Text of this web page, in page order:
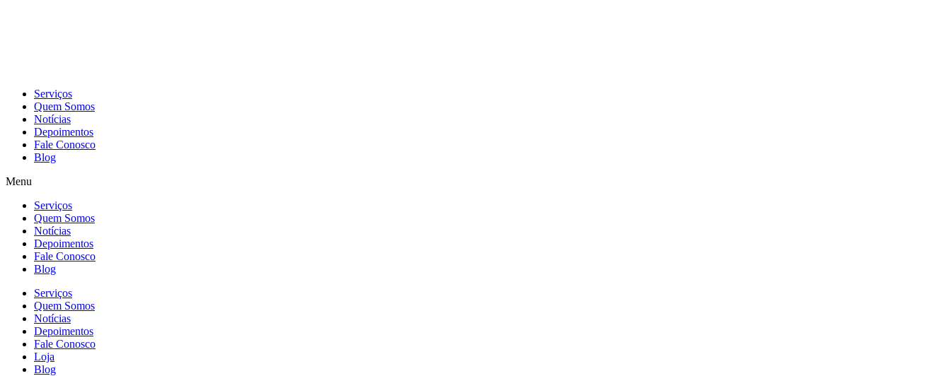
Serviços
Quem Somos
Notícias
Depoimentos
Fale Conosco
Blog
Menu
Serviços
Quem Somos
Notícias
Depoimentos
Fale Conosco
Blog
Serviços
Quem Somos
Notícias
Depoimentos
Fale Conosco
Loja
Blog